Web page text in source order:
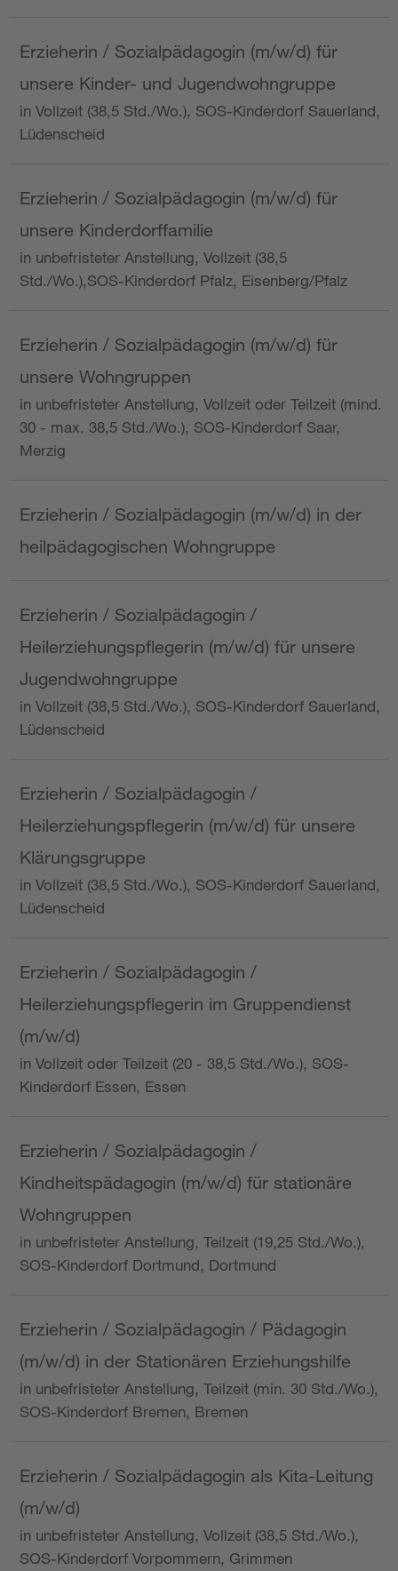
Erzieherin / Sozialpädagogin (m/w/d) für
unsere Kinder- und Jugendwohngruppe
in Vollzeit (38,5 Std./Wo.), SOS-Kinderdorf Sauerland,
Lüdenscheid
Erzieherin / Sozialpädagogin (m/w/d) für
unsere Kinderdorffamilie
in unbefristeter Anstellung, Vollzeit (38,5
Std./Wo.),SOS-Kinderdorf Pfalz, Eisenberg/Pfalz
Erzieherin / Sozialpädagogin (m/w/d) für
unsere Wohngruppen
in unbefristeter Anstellung, Vollzeit oder Teilzeit (mind.
30 - max. 38,5 Std./Wo.), SOS-Kinderdorf Saar,
Merzig
Erzieherin / Sozialpädagogin (m/w/d) in der
heilpädagogischen Wohngruppe
Erzieherin / Sozialpädagogin /
Heilerziehungspflegerin (m/w/d) für unsere
Jugendwohngruppe
in Vollzeit (38,5 Std./Wo.), SOS-Kinderdorf Sauerland,
Lüdenscheid
Erzieherin / Sozialpädagogin /
Heilerziehungspflegerin (m/w/d) für unsere
Klärungsgruppe
in Vollzeit (38,5 Std./Wo.), SOS-Kinderdorf Sauerland,
Lüdenscheid
Erzieherin / Sozialpädagogin /
Heilerziehungspflegerin im Gruppendienst
(m/w/d)
in Vollzeit oder Teilzeit (20 - 38,5 Std./Wo.), SOS-
Kinderdorf Essen, Essen
Erzieherin / Sozialpädagogin /
Kindheitspädagogin (m/w/d) für stationäre
Wohngruppen
in unbefristeter Anstellung, Teilzeit (19,25 Std./Wo.),
SOS-Kinderdorf Dortmund, Dortmund
Erzieherin / Sozialpädagogin / Pädagogin
(m/w/d) in der Stationären Erziehungshilfe
in unbefristeter Anstellung, Teilzeit (min. 30 Std./Wo.),
SOS-Kinderdorf Bremen, Bremen
Erzieherin / Sozialpädagogin als Kita-Leitung
(m/w/d)
in unbefristeter Anstellung, Vollzeit (38,5 Std./Wo.),
SOS-Kinderdorf Vorpommern, Grimmen